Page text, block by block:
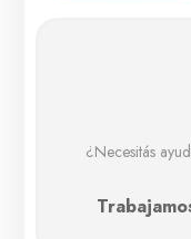
¿Necesitás